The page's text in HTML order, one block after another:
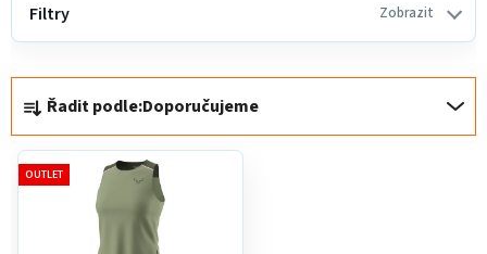
a
z
e
Řadit podle:Doporučujeme
Filtry Zobrazit
p
p
r
OUTLET